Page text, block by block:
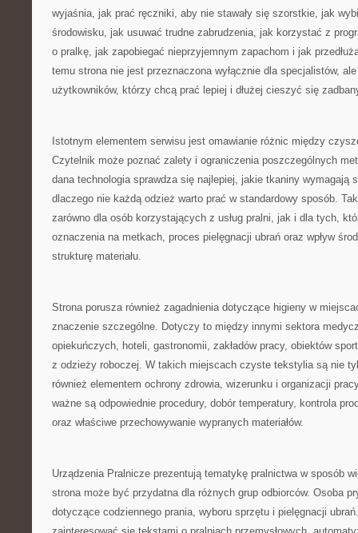
wyjaśnia, jak prać ręczniki, aby nie stawały się szorstkie, jak
środowisku, jak usuwać trudne zabrudzenia, jak korzystać z
o pralkę, jak zapobiegać nieprzyjemnym zapachom i jak
temu strona nie jest przeznaczona wyłącznie dla specjalistów,
użytkowników, którzy chcą prać lepiej i dłużej cieszyć się
Istotnym elementem serwisu jest omawianie różnic między
Czytelnik może poznać zalety i ograniczenia poszczególnych
dana technologia sprawdza się najlepiej, jakie tkaniny wymagają
dlaczego nie każdą odzież warto prać w standardowy sposób.
zarówno dla osób korzystających z usług pralni, jak i dla tych,
oznaczenia na metkach, proces pielęgnacji ubrań oraz wpływ
strukturę materiału.
Strona porusza również zagadnienia dotyczące higieny w
znaczenie szczególne. Dotyczy to między innymi sektora
opiekuńczych, hoteli, gastronomii, zakładów pracy, obiektów
z odzieży roboczej. W takich miejscach czyste tekstylia są nie
również elementem ochrony zdrowia, wizerunku i organizacji
ważne są odpowiednie procedury, dobór temperatury, kontrola
oraz właściwe przechowywanie wypranych materiałów.
Urządzenia Pralnicze prezentują tematykę pralnictwa w sposób
strona może być przydatna dla różnych grup odbiorców. Osoba
dotyczące codziennego prania, wyboru sprzętu i pielęgnacji